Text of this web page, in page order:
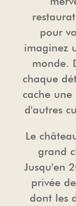
TOUR-
POSÉES
PRISE DE
LA
PRISE DE
RÈGLES
MAISON
pour
imaginez
monde.
chaque
cache
d'autres
Le
grand
Jusqu'en
privée
dont les